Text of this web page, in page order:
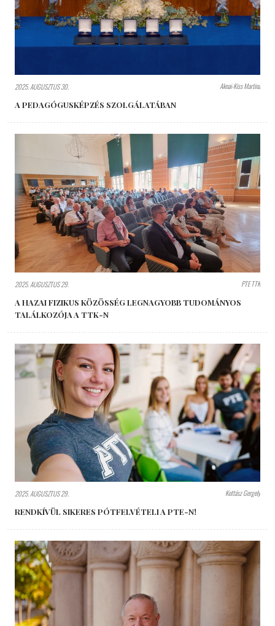
2025. AUGUSZTUS 30. Aknai-Kiss Martina
A PEDAGÓGUSKÉPZÉS SZOLGÁLATÁBAN
2025. AUGUSZTUS 29. PTE TTK
A HAZAI FIZIKUS KÖZÖSSÉG LEGNAGYOBB TUDOMÁNYOS
TALÁLKOZÓJA A TTK-N
2025. AUGUSZTUS 29. Kottász Gergely
RENDKÍVÜL SIKERES PÓTFELVÉTELI A PTE-N!